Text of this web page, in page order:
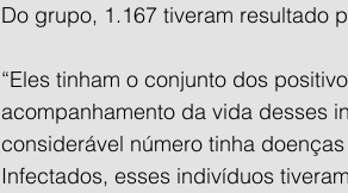
Do grupo, 1.167 tiveram resultado
“Eles tinham o conjunto dos
acompanhamento da vida desses
considerável número tinha
Infectados, esses indivíduos